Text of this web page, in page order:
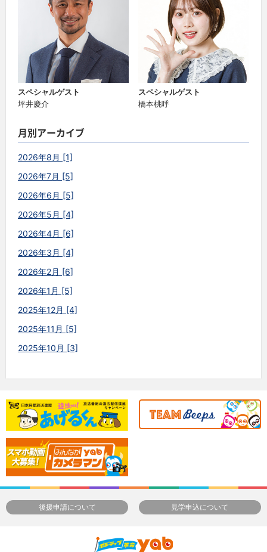
スペシャルゲスト
坪井慶介
スペシャルゲスト
橋本桃呼
月別アーカイブ
2026年8月 [1]
2026年7月 [5]
2026年6月 [5]
2026年5月 [4]
2026年4月 [6]
2026年3月 [4]
2026年2月 [6]
2026年1月 [5]
2025年12月 [4]
2025年11月 [5]
2025年10月 [3]
後援申請について 見学申込について